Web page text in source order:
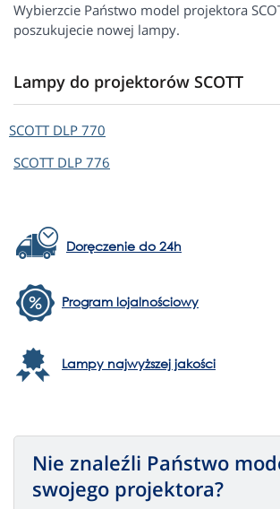
Wybierzcie Państwo model projektora
poszukujecie nowej lampy.
Lampy do projektorów SCOTT
SCOTT DLP 770
SCOTT DLP 776
Doręczenie do 24h
Program lojalnościowy
Lampy najwyższej jakości
Nie znaleźli Państwo
swojego projektora?